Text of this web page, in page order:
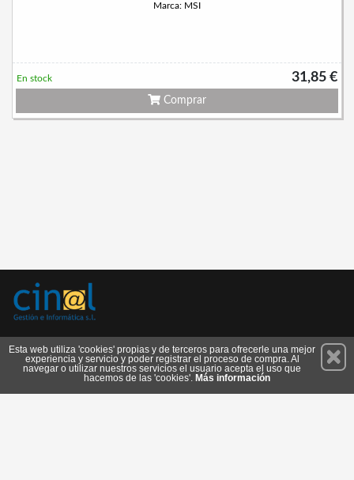
Marca: MSI
31,85 €
En stock
Comprar
Suscríbete
Esta web utiliza 'cookies' propias y de terceros para ofrecerle una mejor
experiencia y servicio y poder registrar el proceso de compra. Al
navegar o utilizar nuestros servicios el usuario acepta el uso que
hacemos de las 'cookies'. Más información